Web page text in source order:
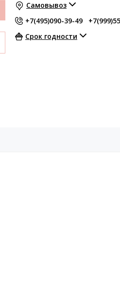
Самовывоз
+7(495)090-39-49
Срок годности